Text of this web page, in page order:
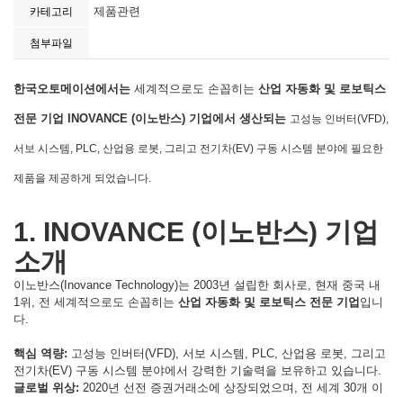
카테고리 제품관련
첨부파일
한국오토메이션에서는 세계적으로도 손꼽히는 산업 자동화 및 로보틱스
전문 기업 INOVANCE (이노반스) 기업에서 생산되는 고성능 인버터(VFD),
서보 시스템, PLC, 산업용 로봇, 그리고 전기차(EV) 구동 시스템 분야에 필요한
제품을 제공하게 되었습니다.
1. INOVANCE (이노반스) 기업
소개
이노반스(Inovance Technology)는 2003년 설립한 회사로, 현재 중국 내
1위, 전 세계적으로도 손꼽히는 산업 자동화 및 로보틱스 전문 기업 입니
다.
핵심 역량: 고성능 인버터(VFD), 서보 시스템, PLC, 산업용 로봇, 그리고
전기차(EV) 구동 시스템 분야에서 강력한 기술력을 보유하고 있습니다.
글로벌 위상: 2020년 선전 증권거래소에 상장되었으며, 전 세계 30개 이